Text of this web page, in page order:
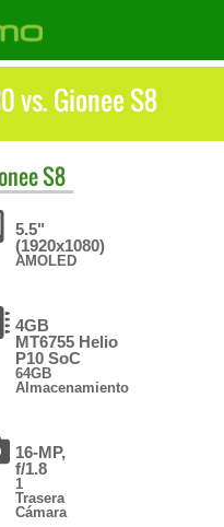
vs. Gionee S8
S8
5.5"
(1920x1080)
AMOLED
4GB
MT6755 Helio
P10 SoC
64GB
Almacenamiento
16-MP,
f/1.8
1
Trasera
Cámara